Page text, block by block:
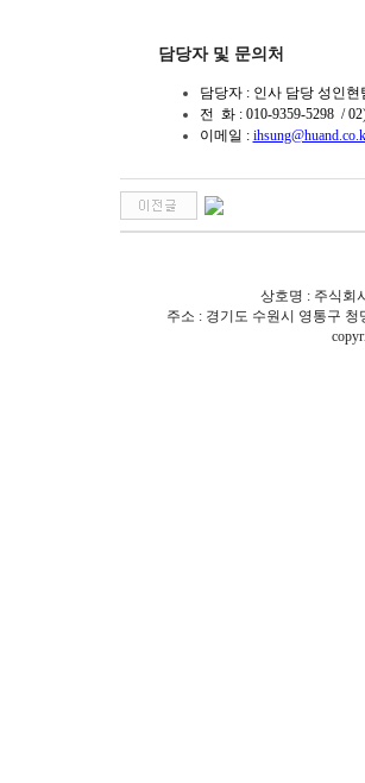
담당자 및 문의처
담당자 : 인사 담당 성인현
전 화 : 010-9359-5298 /
이메일 :
상호명 : 주식회
주소 : 경기도 수원시 영통구 청